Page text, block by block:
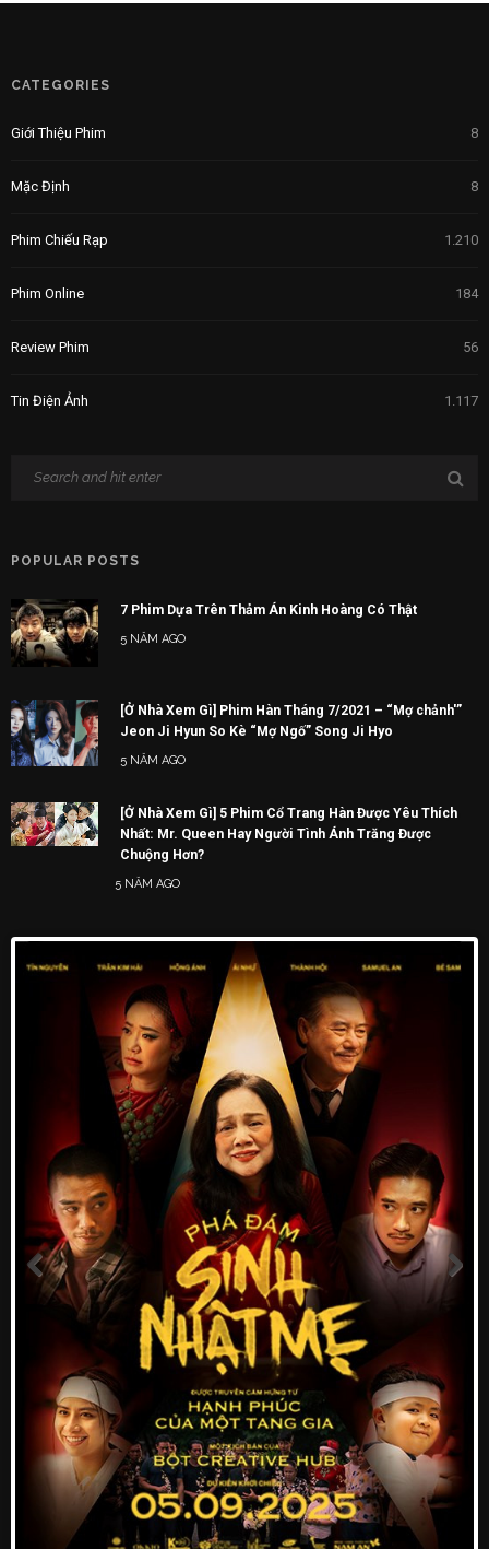
CATEGORIES
Giới Thiệu Phim 8
Mặc Định 8
Phim Chiếu Rạp 1.210
Phim Online 184
Review Phim 56
Tin Điện Ảnh 1.117
POPULAR POSTS
7 Phim Dựa Trên Thảm Án Kinh Hoàng Có Thật
5 NĂM AGO
[Ở Nhà Xem Gì] Phim Hàn Tháng 7/2021 – “Mợ chảnh'”
Jeon Ji Hyun So Kè “Mợ Ngố” Song Ji Hyo
5 NĂM AGO
[Ở Nhà Xem Gì] 5 Phim Cổ Trang Hàn Được Yêu Thích
Nhất: Mr. Queen Hay Người Tình Ánh Trăng Được
Chuộng Hơn?
5 NĂM AGO